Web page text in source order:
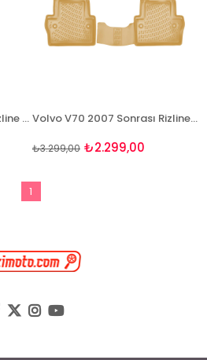
Volvo V70 2010 Sonrası Rizline 3D Havuzlu Paspas Volvo V70 2007 Sonrası Rizline 3D Havuzlu BEJ Paspas
₺2.299,00
₺3.299,00
1